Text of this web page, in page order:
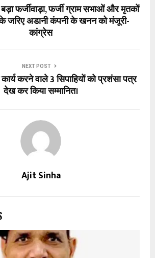
फर्जीवाड़ा, फर्जी ग्राम सभाओं और मृतकों
जरिए अडानी कंपनी के खनन को मंजूरी-
कांग्रेस
NEXT POST
करने वाले 3 सिपाहियों को प्रशंसा पत्र
देख कर किया सम्मानित।
Ajit Sinha